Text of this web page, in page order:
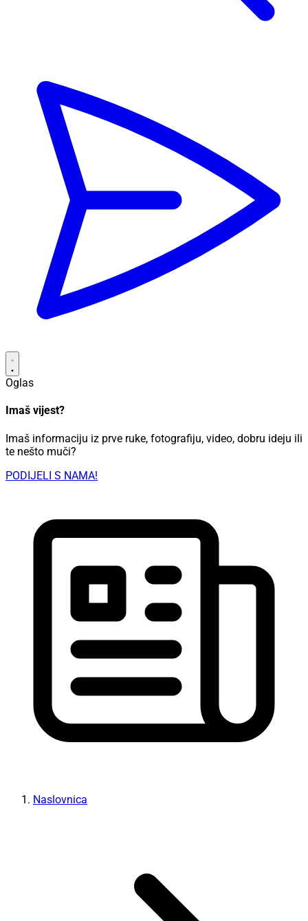
Oglas
Imaš vijest?
Imaš informaciju iz prve ruke, fotografiju, video, dobru ideju ili
te nešto muči?
PODIJELI S NAMA!
Naslovnica